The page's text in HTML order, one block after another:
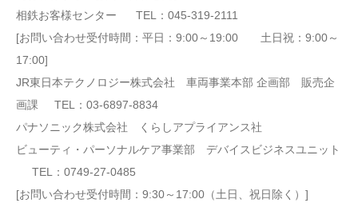
相鉄お客様センター TEL：045-319-2111
[お問い合わせ受付時間：平日：9:00～19:00 土日祝：9:00～
17:00]
JR東日本テクノロジー株式会社 車両事業本部 企画部 販売企
画課 TEL：03-6897-8834
パナソニック株式会社 くらしアプライアンス社
ビューティ・パーソナルケア事業部 デバイスビジネスユニット
TEL：0749-27-0485
[お問い合わせ受付時間：9:30～17:00（土日、祝日除く）]